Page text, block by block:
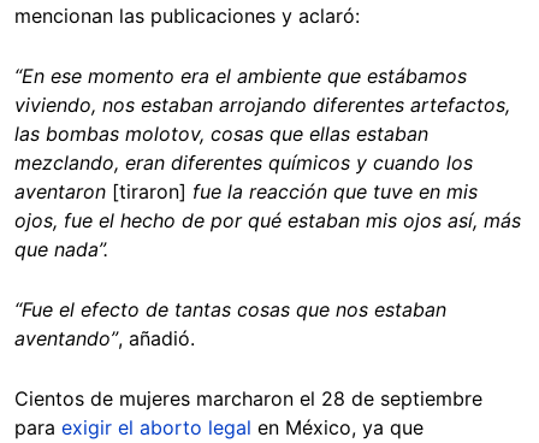
mencionan las publicaciones y aclaró:
“En ese momento era el ambiente que estábamos
viviendo, nos estaban arrojando diferentes artefactos,
las bombas molotov, cosas que ellas estaban
mezclando, eran diferentes químicos y cuando los
aventaron [tiraron] fue la reacción que tuve en mis
ojos, fue el hecho de por qué estaban mis ojos así, más
que nada”.
“Fue el efecto de tantas cosas que nos estaban
aventando”, añadió.
Cientos de mujeres marcharon el 28 de septiembre
para exigir el aborto legal en México, ya que